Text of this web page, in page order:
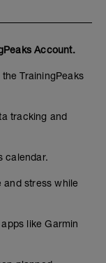
Account.
TrainingPeaks
tracking and
calendar.
and stress while
like Garmin